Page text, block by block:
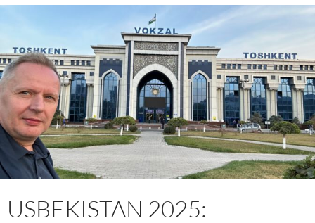
USBEKISTAN 2025: